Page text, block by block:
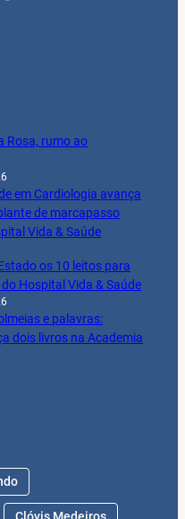
Rosa, rumo ao
em Cardiologia avança
de marcapasso
Vida & Saúde
os 10 leitos para
Hospital Vida & Saúde
e palavras:
dois livros na Academia
Clóvis Medeiros